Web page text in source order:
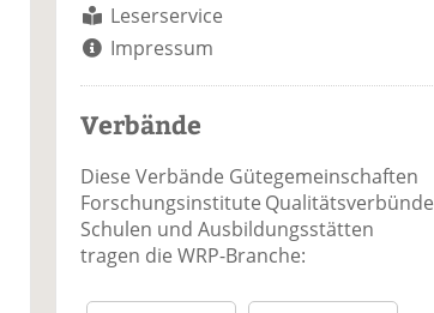
Leserservice
Impressum
Verbände
Diese Verbände Gütegemeinschaften
Forschungsinstitute Qualitätsverbünde
Schulen und Ausbildungsstätten
tragen die WRP-Branche: